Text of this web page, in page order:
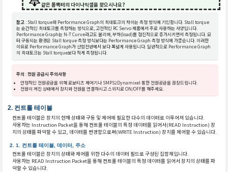
같은 폼팩터의 다이나믹셀을 찾으시나요?
참고 : Stall torque와 Performance Graph의 최대토크의 차이는 측정 방식에 기인합니다. Stall torque
는 순간적인 최대토크를 측정하는 방식으로, 고전적인 RC Servo 제품에서 주로 사용하는 사양입니다.
Performance Graph는 N-T Curve라고도 불리며, 부하(load)를 점진적으로 증가시키면서 측정됩니다. 모
터 구동되는 환경은 Stall torque 측정 방식보다는 Performance Graph 측정 방식에 가깝습니다. 이러한
이유로 Performance Graph가 산업전반에서 보다 폭넓게 사용됩니다. 일반적으로 Performance Graph
의 최대토크는 Stall torque보다 적게 측정됩니다.
주의 :전원 공급시 주의사항
안정적인 전원공급을 위해 로보티즈 제어기나 SMPS2Dynamixel 통한 전원공급을 권장드립니다.
전원이 꺼진 상태에서 장치와 전원을 연결하시고 스위치로 ON/OFF를 해주세요.
컨트롤 테이블
컨트롤 테이블은 장치의 현재 상태와 구동 및 제어에 필요한 다수의 데이터로 이루어져 있습니다.
사용자는 Instruction Packet을 통해 컨트롤 테이블의 특정 데이터를 읽어서(READ Instruction) 장
치의 상태를 파악할 수 있고, 데이터를 변경함으로써(WRITE Instruction) 장치를 제어할 수 있습니다.
컨트롤 테이블, 데이터, 주소
컨트롤 테이블은 장치의 상태와 제어를 위한 다수의 데이터 필드로 구성된 집합체입니다.
사용자는 READ Instruction Packet을 통해 컨트롤 테이블의 특정 데이터를 읽어서 장치의 상태를 파
악할 수 있습니다.